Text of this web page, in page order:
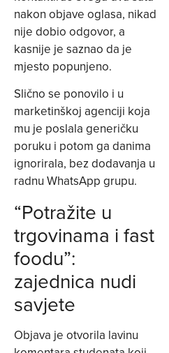
nakon objave oglasa, nikad
nije dobio odgovor, a
kasnije je saznao da je
mjesto popunjeno.
Slično se ponovilo i u
marketinškoj agenciji koja
mu je poslala generičku
poruku i potom ga danima
ignorirala, bez dodavanja u
radnu WhatsApp grupu.
“Potražite u
trgovinama i fast
foodu”:
zajednica nudi
savjete
Objava je otvorila lavinu